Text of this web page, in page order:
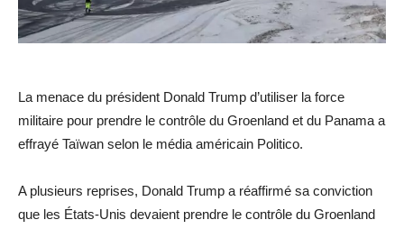
La menace du président Donald Trump d’utiliser la force
militaire pour prendre le contrôle du Groenland et du Panama a
effrayé Taïwan selon le média américain Politico.
A plusieurs reprises, Donald Trump a réaffirmé sa conviction
que les États-Unis devaient prendre le contrôle du Groenland